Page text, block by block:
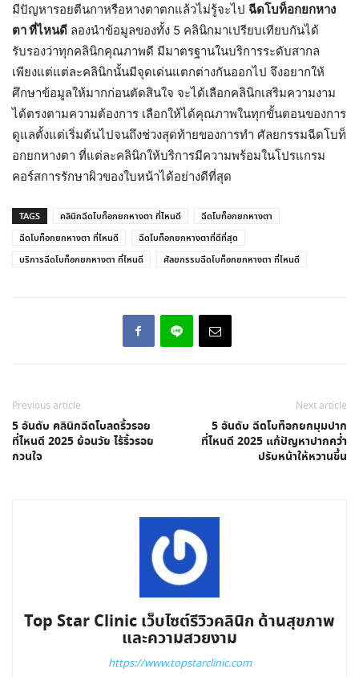
มีปัญหารอยตีนกาหรือหางตาตกแล้วไม่รู้จะไป ฉีดโบท็อกยกหาง
ตา ที่ไหนดี ลองนำข้อมูลของทั้ง 5 คลินิกมาเปรียบเทียบกันได้
รับรองว่าทุกคลินิกคุณภาพดี มีมาตรฐานในบริการระดับสากล
เพียงแต่แต่ละคลินิกนั้นมีจุดเด่นแตกต่างกันออกไป จึงอยากให้
ศึกษาข้อมูลให้มากก่อนตัดสินใจ จะได้เลือกคลินิกเสริมความงาม
ได้ตรงตามความต้องการ เลือกให้ได้คุณภาพในทุกขั้นตอนของการ
ดูแลตั้งแต่เริ่มต้นไปจนถึงช่วงสุดท้ายของการทำ ศัลยกรรมฉีดโบท็
อกยกหางตา ที่แต่ละคลินิกให้บริการมีความพร้อมในโปรแกรม
คอร์สการรักษาผิวของใบหน้าได้อย่างดีที่สุด
TAGS คลินิกฉีดโบท็อกยกหางตา ที่ไหนดี
ฉีดโบท็อกยกหางตา
ฉีดโบท็อกยกหางตา ที่ไหนดี
ฉีดโบท็อกยกหางตาที่ดีที่สุด
บริการฉีดโบท็อกยกหางตา ที่ไหนดี
ศัลยกรรมฉีดโบท็อกยกหางตา ที่ไหนดี
Previous article
5 อันดับ คลินิกฉีดโบลดริ้วรอย
ที่ไหนดี 2025 ย้อนวัย ไร้ริ้วรอย
กวนใจ
Next article
5 อันดับ ฉีดโบท็อกยกมุมปาก
ที่ไหนดี 2025 แก้ปัญหาปากคว่ำ
ปรับหน้าให้หวานขึ้น
Top Star Clinic เว็บไซต์รีวิวคลินิก ด้านสุขภาพ
และความสวยงาม
https://www.topstarclinic.com